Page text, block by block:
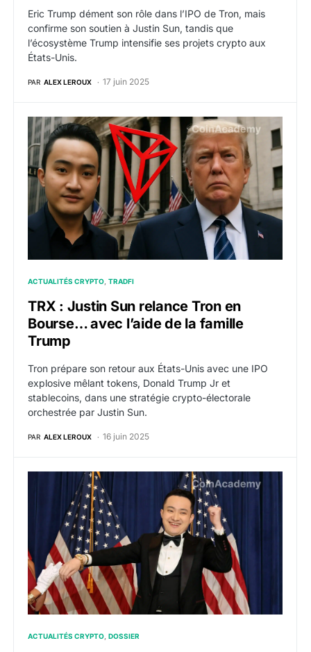
Eric Trump dément son rôle dans l’IPO de Tron, mais
confirme son soutien à Justin Sun, tandis que
l’écosystème Trump intensifie ses projets crypto aux
États-Unis.
PAR ALEX LEROUX 17 juin 2025
TRX : Justin Sun relance Tron en Bourse… avec
ACTUALITÉS CRYPTO TRADFI
TRX : Justin Sun relance Tron en
Bourse… avec l’aide de la famille
Trump
Tron prépare son retour aux États-Unis avec une IPO
explosive mêlant tokens, Donald Trump Jr et
stablecoins, dans une stratégie crypto-électorale
orchestrée par Justin Sun.
PAR ALEX LEROUX 16 juin 2025
Dîner présidentiel : Justin Sun défend le memecoin
ACTUALITÉS CRYPTO DOSSIER